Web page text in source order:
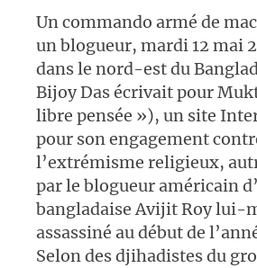
Un commando armé de
un blogueur, mardi 12 mai
dans le nord-est du
Bijoy Das écrivait pour
libre pensée »), un site
pour son engagement
l’extrémisme religieux,
par le blogueur américain
bangladaise Avijit Roy lui-
assassiné au début de
Selon des djihadistes du